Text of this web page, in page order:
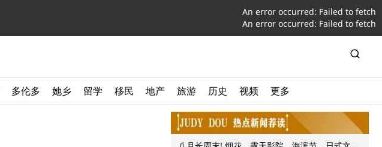
An error occurred: Failed to fetch
An error occurred: Failed to fetch
多伦多 她乡 留学 移民 地产 旅游 历史 视频 更多